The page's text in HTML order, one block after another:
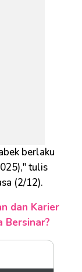
berlaku
tulis
(2/12).
dan Karier
Bersinar?